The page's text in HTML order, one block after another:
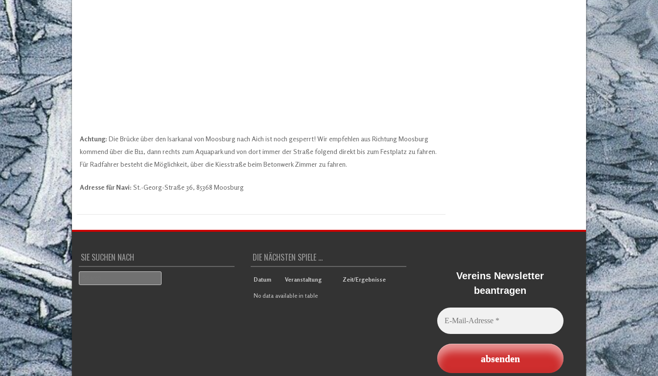
Achtung: Die Brücke über den Isarkanal von Moosburg nach Aich ist noch gesperrt! Wir empfehlen aus Richtung Moosburg
kommend über die B11, dann rechts zum Aquapark und von dort immer der Straße folgend direkt bis zum Festplatz zu fahren.
Für Radfahrer besteht die Möglichkeit, über die Kiesstraße beim Betonwerk Zimmer zu fahren.
Adresse für Navi: St.-Georg-Straße 36, 85368 Moosburg
SIE SUCHEN NACH DIE NÄCHSTEN SPIELE ...
Datum Veranstaltung Zeit/Ergebnisse
No data available in table
Vereins Newsletter
beantragen